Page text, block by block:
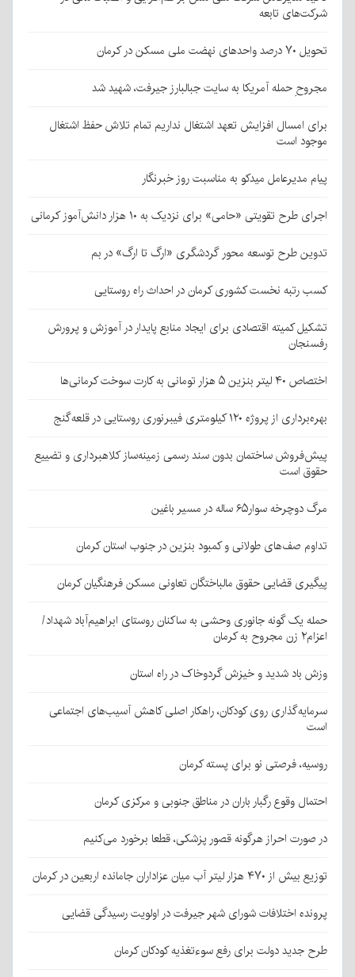
شرکت‌های تابعه
تحویل ۷۰ درصد واحدهای نهضت ملی مسکن در کرمان
مجروحِ حمله آمریکا به سایت جبالبارز جیرفت، شهید شد
برای امسال افزایش تعهد اشتغال نداریم تمام تلاش حفظ اشتغال
موجود است
پیام مدیرعامل میدکو به مناسبت روز خبرنگار
اجرای طرح تقویتی «حامی» برای نزدیک به ۱۰ هزار دانش‌آموز کرمانی
تدوین طرح توسعه محور گردشگری «ارگ تا ارگ» در بم
کسب رتبه نخست کشوری کرمان در احداث راه روستایی
تشکیل کمیته اقتصادی برای ایجاد منابع پایدار در آموزش و پرورش
رفسنجان
اختصاص ۴۰ لیتر بنزین ۵ هزار تومانی به کارت سوخت کرمانی‌ها
بهره‌برداری از پروژه ۱۲۰ کیلومتری فیبرنوری روستایی در قلعه‌گنج
پیش‌فروش ساختمان بدون سند رسمی زمینه‌ساز کلاهبرداری و تضییع
حقوق است
مرگ دوچرخه سوار۶۵ ساله در مسیر باغین
تداوم صف‌های طولانی و کمبود بنزین در جنوب استان کرمان
پیگیری قضایی حقوق مالباختگان تعاونی مسکن فرهنگیان کرمان
حمله یک گونه جانوری وحشی به ساکنان روستای ابراهیم‌آباد شهداد/
اعزام۲ زن مجروح به کرمان
وزش باد شدید و خیزش گردوخاک در راه استان
سرمایه‌گذاری روی کودکان، راهکار اصلی کاهش آسیب‌های اجتماعی
است
روسیه، فرصتی نو برای پسته کرمان
احتمال وقوع رگبار باران در مناطق جنوبی و مرکزی کرمان
در صورت احراز هرگونه قصور پزشکی، قطعا برخورد می‌کنیم
توزیع بیش از ۴۷۰ هزار لیتر آب میان عزاداران جامانده اربعین در کرمان
پرونده اختلافات شورای شهر جیرفت در اولویت رسیدگی قضایی
طرح جدید دولت برای رفع سوءتغذیه کودکان کرمان